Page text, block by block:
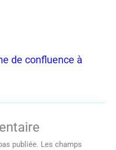
de confluence à
publiée. Les champs